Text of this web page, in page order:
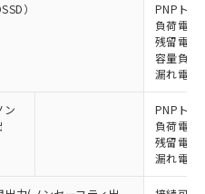
）
PNPトラ
負荷電流
残留電圧
容量負荷
漏れ電流
ン
PNPトラ
負荷電流
残留電圧
漏れ電流